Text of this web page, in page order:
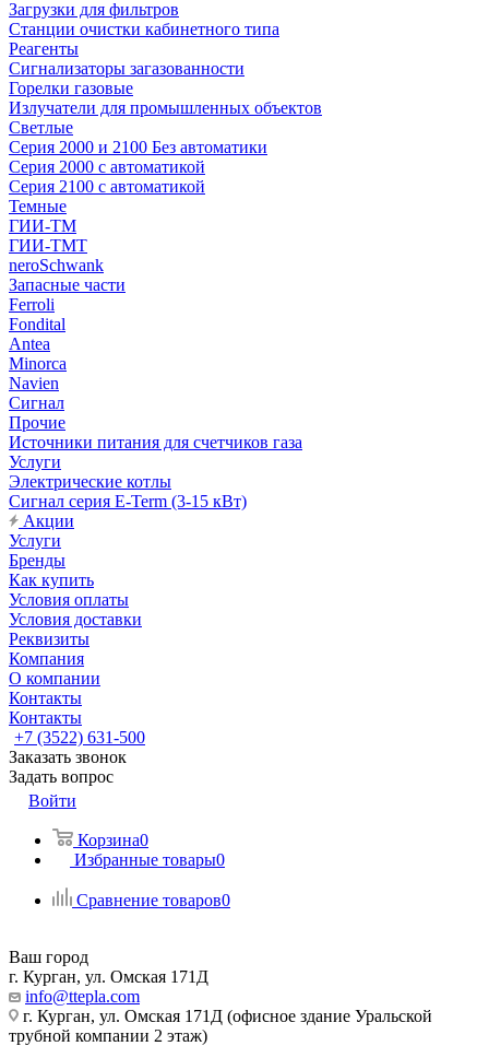
Загрузки для фильтров
Станции очистки кабинетного типа
Реагенты
Сигнализаторы загазованности
Горелки газовые
Излучатели для промышленных объектов
Светлые
Серия 2000 и 2100 Без автоматики
Серия 2000 с автоматикой
Серия 2100 с автоматикой
Темные
ГИИ-ТМ
ГИИ-ТМТ
neroSchwank
Запасные части
Ferroli
Fondital
Antea
Minorca
Navien
Сигнал
Прочие
Источники питания для счетчиков газа
Услуги
Электрические котлы
Сигнал серия E-Term (3-15 кВт)
Акции
Услуги
Бренды
Как купить
Условия оплаты
Условия доставки
Реквизиты
Компания
О компании
Контакты
Контакты
+7 (3522) 631-500
Заказать звонок
Задать вопрос
Войти
Корзина0
Избранные товары0
Сравнение товаров0
Ваш город
г. Курган, ул. Омская 171Д
info@ttepla.com
г. Курган, ул. Омская 171Д (офисное здание Уральской
трубной компании 2 этаж)